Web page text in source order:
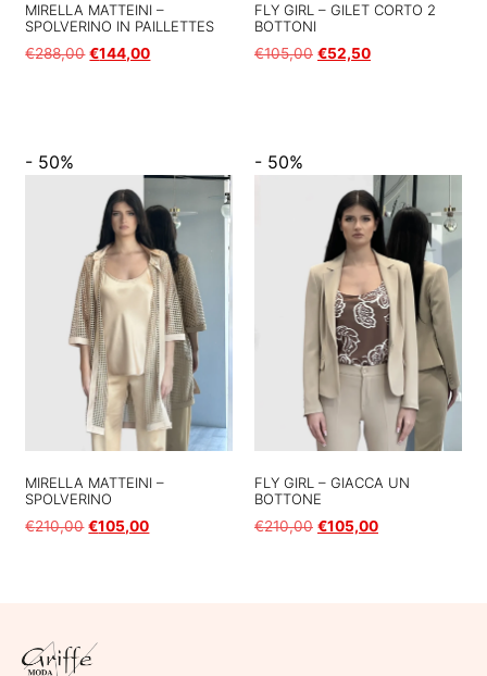
MIRELLA MATTEINI –
SPOLVERINO IN PAILLETTES
€288,00 €144,00
FLY GIRL – GILET CORTO 2
BOTTONI
€105,00 €52,50
- 50%
MIRELLA MATTEINI –
SPOLVERINO
€210,00 €105,00
- 50%
FLY GIRL – GIACCA UN
BOTTONE
€210,00 €105,00